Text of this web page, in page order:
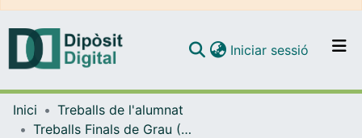
Navega per tot el DD
Iniciar sessió (current)
Inici
Treballs de l'alumnat
Treballs Finals de Grau (TFG) - Física